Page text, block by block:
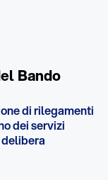
Bando
di rilegamenti
dei servizi